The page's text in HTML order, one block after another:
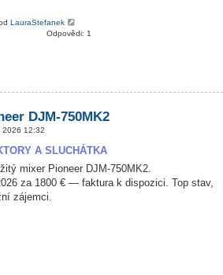
LauraStefanek
Odpovědi: 1
DJM-750MK2
2026 12:32
A SLUCHÁTKA
mixer Pioneer DJM-750MK2.
za 1800 € — faktura k dispozici. Top stav,
zájemci.